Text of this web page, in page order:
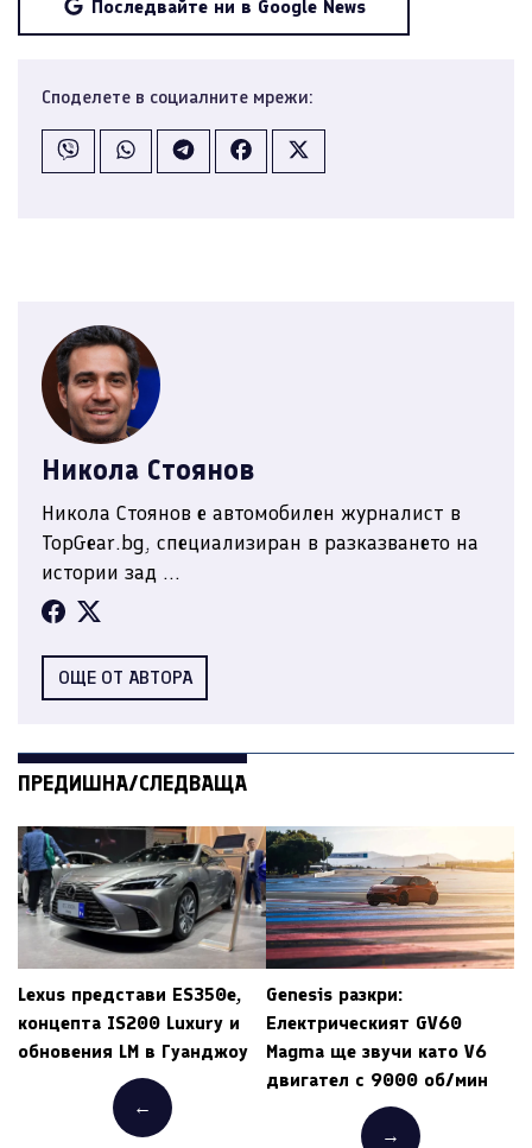
Последвайте ни в Google News
Споделете в социалните мрежи:
Никола Стоянов
Никола Стоянов е автомобилен журналист в
TopGear.bg, специализиран в разказването на
истории зад ...
ОЩЕ ОТ АВТОРА
ПРЕДИШНА/СЛЕДВАЩА
Lexus представи ES350e,
концепта IS200 Luxury и
обновения LM в Гуанджоу
←
Genesis разкри:
Електрическият GV60
Magma ще звучи като V6
двигател с 9000 об/мин
→